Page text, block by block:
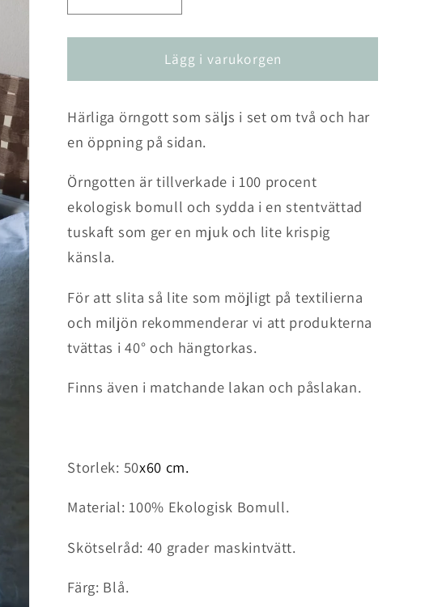
kvantitet
för
Lake
pack
kvantitet
för
Örngott
Lake
pack
Lägg i varukorgen
Härliga örngott som säljs i set om två och har
en öppning på sidan.
Örngotten är tillverkade i 100 procent
ekologisk bomull och sydda i en stentvättad
tuskaft som ger en mjuk och lite krispig
känsla.
För att slita så lite som möjligt på textilierna
och miljön rekommenderar vi att produkterna
tvättas i 40° och hängtorkas.
Finns även i matchande lakan och påslakan.
Storlek: 50x60 cm.
Material: 100% Ekologisk Bomull.
Skötselråd: 40 grader maskintvätt.
Färg: Blå.